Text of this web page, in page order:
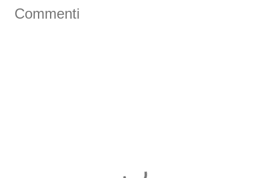
Commenti